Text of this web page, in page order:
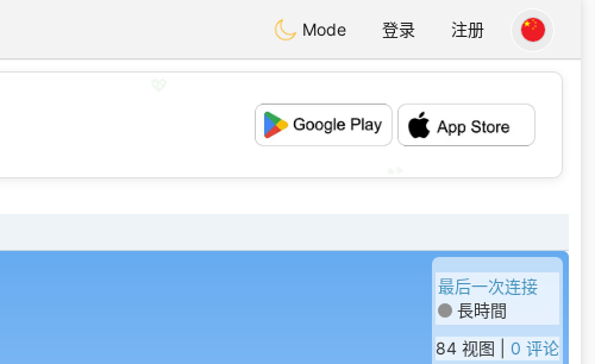
Mode 登录 注册
最后一次连接
長時間
84 视图 | 0 评论